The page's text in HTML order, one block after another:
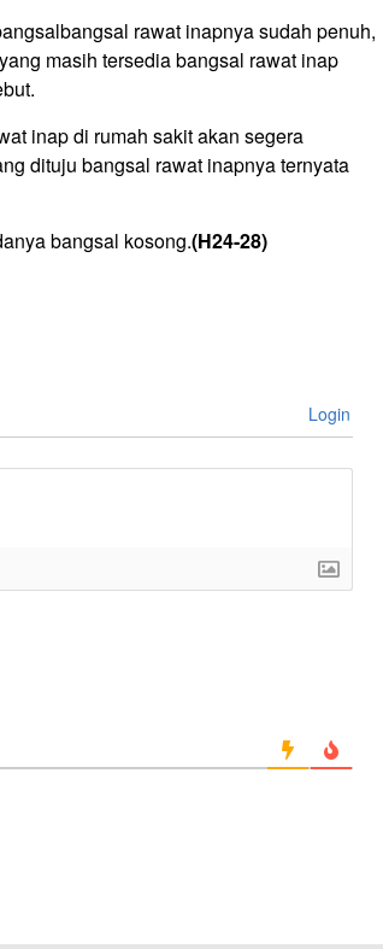
rawat inapnya sudah penuh,
masih tersedia bangsal rawat inap
inap di rumah sakit akan segera
dituju bangsal rawat inapnya ternyata
bangsal kosong.(H24-28)
Login